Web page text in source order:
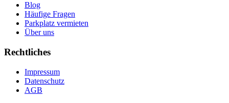
Blog
Häufige Fragen
Parkplatz vermieten
Über uns
Rechtliches
Impressum
Datenschutz
AGB